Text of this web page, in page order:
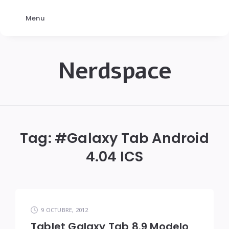
Nerdspace
Tag: #Galaxy Tab Android
4.04 ICS
9 OCTUBRE, 2012
Menu